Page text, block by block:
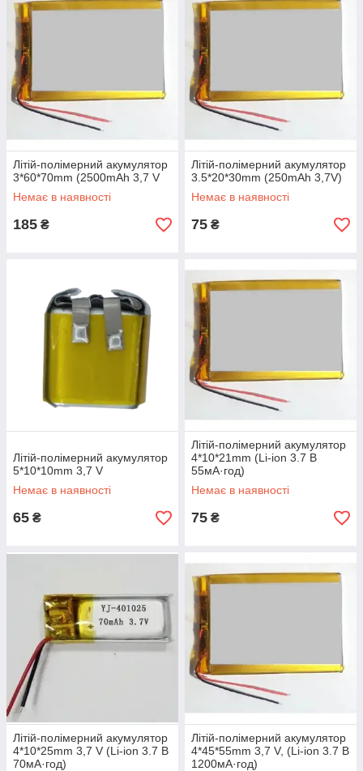
Літій-полімерний акумулятор
3*60*70mm (2500mAh 3,7 V
Немає в наявності
185 ₴
Літій-полімерний акумулятор
3.5*20*30mm (250mAh 3,7V)
Немає в наявності
75 ₴
Літій-полімерний акумулятор
5*10*10mm 3,7 V
Немає в наявності
65 ₴
Літій-полімерний акумулятор
4*10*21mm (Li-ion 3.7 В
55мА·год)
Немає в наявності
75 ₴
Літій-полімерний акумулятор
4*10*25mm 3,7 V (Li-ion 3.7 В
70мА·год)
Літій-полімерний акумулятор
4*45*55mm 3,7 V, (Li-ion 3.7 В
1200мА·год)